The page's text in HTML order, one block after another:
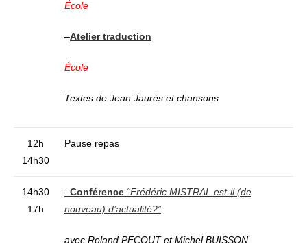
École
–Atelier traduction
École
Textes de Jean Jaurès et chansons
12h
14h30
Pause repas
14h30
17h
–Conférence “Frédéric MISTRAL est-il (de
nouveau) d’actualité?”
avec Roland PECOUT et Michel BUISSON